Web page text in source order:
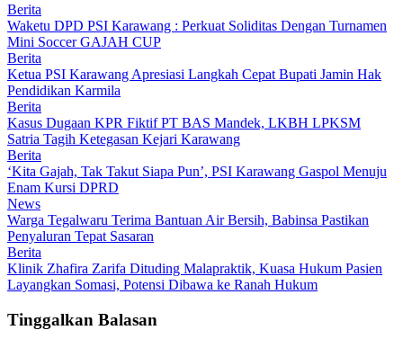
Berita
Waketu DPD PSI Karawang : Perkuat Soliditas Dengan Turnamen
Mini Soccer GAJAH CUP
Berita
Ketua PSI Karawang Apresiasi Langkah Cepat Bupati Jamin Hak
Pendidikan Karmila
Berita
Kasus Dugaan KPR Fiktif PT BAS Mandek, LKBH LPKSM
Satria Tagih Ketegasan Kejari Karawang
Berita
‘Kita Gajah, Tak Takut Siapa Pun’, PSI Karawang Gaspol Menuju
Enam Kursi DPRD
News
Warga Tegalwaru Terima Bantuan Air Bersih, Babinsa Pastikan
Penyaluran Tepat Sasaran
Berita
Klinik Zhafira Zarifa Dituding Malapraktik, Kuasa Hukum Pasien
Layangkan Somasi, Potensi Dibawa ke Ranah Hukum
Tinggalkan Balasan